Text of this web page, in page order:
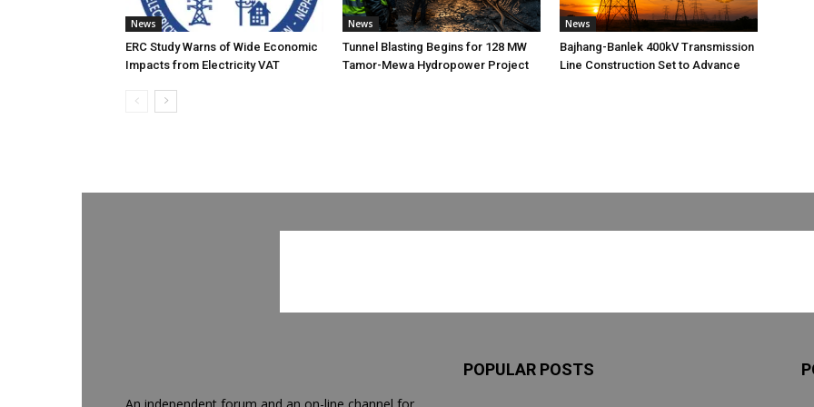
News
ERC Study Warns of Wide Economic
Impacts from Electricity VAT
News
Tunnel Blasting Begins for 128 MW
Tamor-Mewa Hydropower Project
News
Bajhang-Banlek 400kV Transmission
Line Construction Set to Advance
POPULAR POSTS